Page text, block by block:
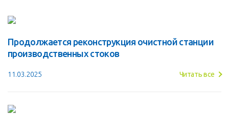
Продолжается реконструкция очистной станции
производственных стоков
11.03.2025 Читать все